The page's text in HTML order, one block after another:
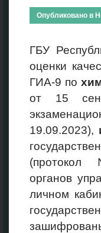
Опубликовано в
ГБУ
оценки
ГИА-9 по
от 15
19.09.2023),
(протокол
органов
личном